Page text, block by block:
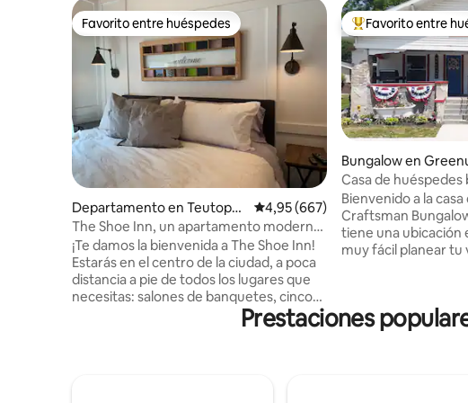
Favorito entre huéspedes
Favorito entre huéspedes
Departamento en Teutopoli
s
Calificación promedio: 4,95 de 5.
4,95 (667)
The Shoe Inn, un apartamento moderno
en el centro de Teutopolis
¡Te damos la bienvenida a The Shoe Inn!
Estarás en el centro de la ciudad, a poca
distancia a pie de todos los lugares que
necesitas: salones de banquetes, cinco
bares, restaurantes, tienda de
comestibles Wessel's, heladería, iglesia,
Favorito entre los
Favorito entre
Bungalow en
Casa de
Bienvenido a la
Craftsman
tiene una ubicación
muy fácil planear tu
Greenup, conocido
los Porches entre
Prestaciones